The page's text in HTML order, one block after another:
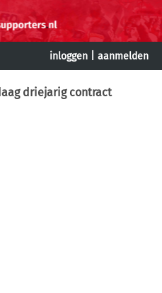
inloggen aanmelden
driejarig contract